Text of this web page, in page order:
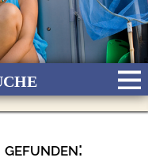
Wald/Wiesen